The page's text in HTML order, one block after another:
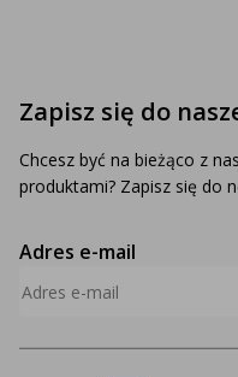
Zapisz się do
Chcesz być na bieżąco z
produktami? Zapisz się do
Adres e-mail